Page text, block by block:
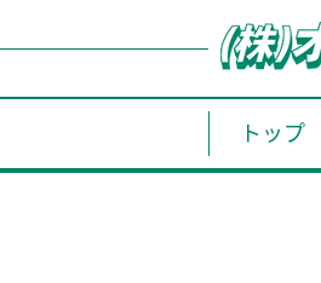
トップ